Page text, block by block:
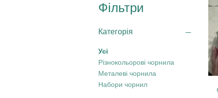
Фільтри
Категорія
Усі
Різнокольорові чорнила
Металеві чорнила
Набори чорнил